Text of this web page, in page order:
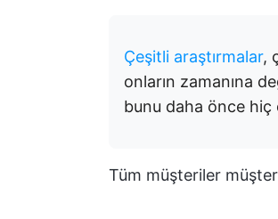
Çeşitli araştırmalar,
onların zamanına
bunu daha önce hiç
Tüm müşteriler